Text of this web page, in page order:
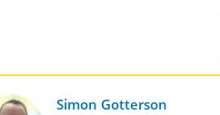
Simon Gotterson